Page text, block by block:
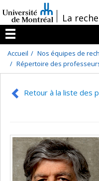
au
contenu
/La
Menu
Accueil
Nos équipes de
Répertoire des
Retour à la liste des